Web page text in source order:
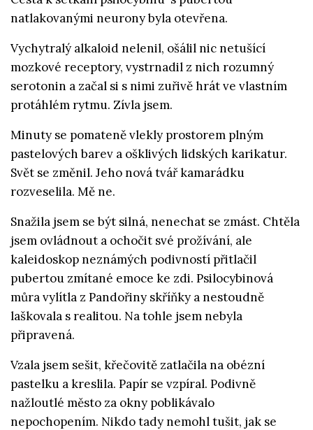
natlakovanými neurony byla otevřena.
Vychytralý alkaloid nelenil, ošálil nic netušící
mozkové receptory, vystrnadil z nich rozumný
serotonin a začal si s nimi zuřivě hrát ve vlastním
protáhlém rytmu. Zívla jsem.
Minuty se pomateně vlekly prostorem plným
pastelových barev a ošklivých lidských karikatur.
Svět se změnil. Jeho nová tvář kamarádku
rozveselila. Mě ne.
Snažila jsem se být silná, nenechat se zmást. Chtěla
jsem ovládnout a ochočit své prožívání, ale
kaleidoskop neznámých podivností přitlačil
pubertou zmítané emoce ke zdi. Psilocybinová
můra vylítla z Pandořiny skříňky a nestoudně
laškovala s realitou. Na tohle jsem nebyla
připravená.
Vzala jsem sešit, křečovitě zatlačila na obézní
pastelku a kreslila. Papír se vzpíral. Podivně
nažloutlé město za okny poblikávalo
nepochopením. Nikdo tady nemohl tušit, jak se